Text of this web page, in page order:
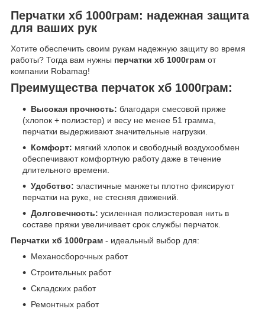
Перчатки хб 1000грам: надежная защита
для ваших рук
Хотите обеспечить своим рукам надежную защиту во время
работы? Тогда вам нужны перчатки хб 1000грам от
компании Robamag!
Преимущества перчаток хб 1000грам:
Высокая прочность: благодаря смесовой пряже
(хлопок + полиэстер) и весу не менее 51 грамма,
перчатки выдерживают значительные нагрузки.
Комфорт: мягкий хлопок и свободный воздухообмен
обеспечивают комфортную работу даже в течение
длительного времени.
Удобство: эластичные манжеты плотно фиксируют
перчатки на руке, не стесняя движений.
Долговечность: усиленная полиэстеровая нить в
составе пряжи увеличивает срок службы перчаток.
Перчатки хб 1000грам - идеальный выбор для:
Механосборочных работ
Строительных работ
Складских работ
Ремонтных работ